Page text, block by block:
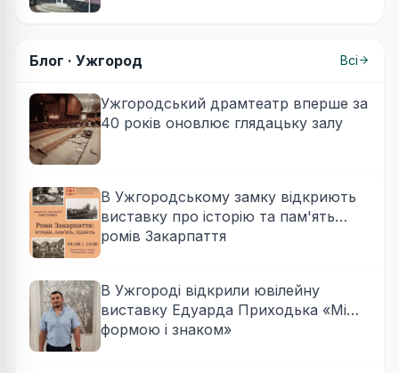
Блог · Ужгород Всі
Ужгородський драмтеатр вперше за
40 років оновлює глядацьку залу
В Ужгородському замку відкриють
виставку про історію та пам'ять
ромів Закарпаття
В Ужгороді відкрили ювілейну
виставку Едуарда Приходька «Між
формою і знаком»